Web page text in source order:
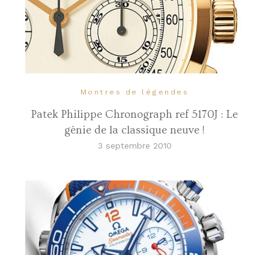
Montres de légendes
Patek Philippe Chronograph ref 5170J : Le
génie de la classique neuve !
3 septembre 2010